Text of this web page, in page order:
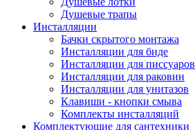
Душевые трапы
Инсталляции
Бачки скрытого монтажа
Инсталляции для биде
Инсталляции для писсуаров
Инсталляции для раковин
Инсталляции для унитазов
Клавиши - кнопки смыва
Комплекты инсталляций
Комплектующие для сантехники